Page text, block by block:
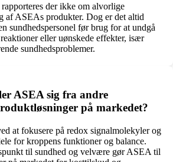
der ikke om alvorlige
af ASEAs produkter. Dog er det altid
sundhedspersonel før brug for at undgå
eller uønskede effekter, især
sundhedsproblemer.
ASEA sig fra andre
på markedet?
at fokusere på redox signalmolekyler og
for kroppens funktioner og balance.
til sundhed og velvære gør ASEA til